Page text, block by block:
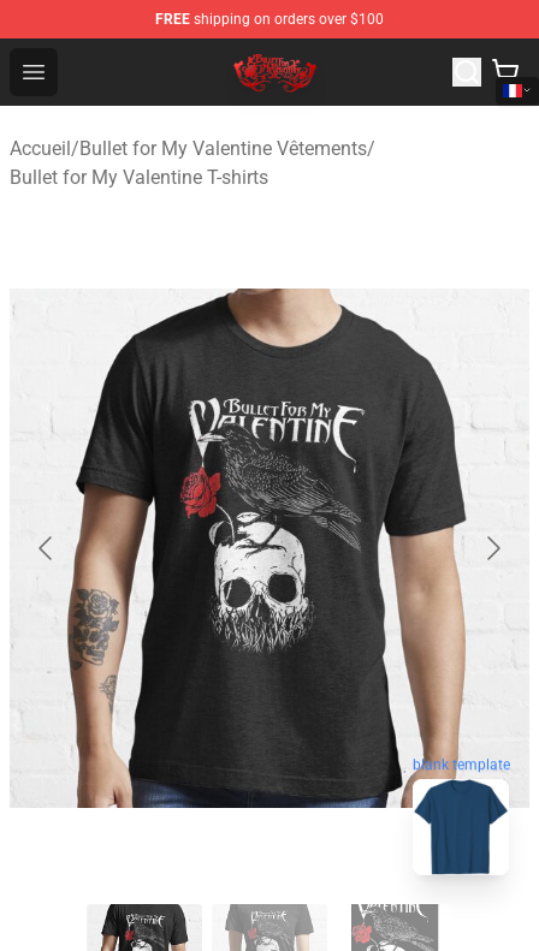
FREE shipping on orders over $100
Open menu
Bullet for My Valentine Store - Official Bullet for My
Accueil/Bullet for My Valentine Vêtements/
Bullet for My Valentine T-shirts
blank template